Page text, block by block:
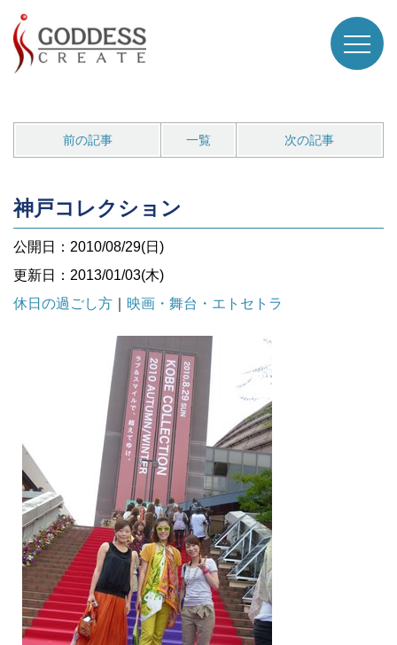
前の記事 一覧 次の記事
神戸コレクション
公開日：2010/08/29(日)
更新日：2013/01/03(木)
休日の過ごし方
映画・舞台・エトセトラ